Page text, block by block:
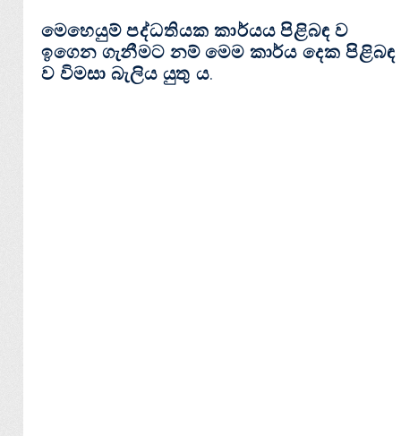
මෙහෙයුම් පද්ධතියක කාර්යය පිළිබඳ ව
ඉගෙන ගැනීමට නම් මෙම කාර්ය දෙක පිළිබඳ
ව විමසා බැලිය යුතු ය.